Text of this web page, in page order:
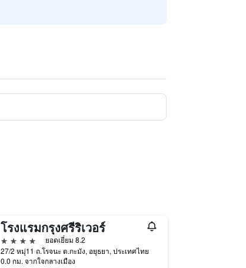
โรงแรมกรุงศรีริเวอร์
4 ดาว
ยอดเยี่ยม 8.2
27/2 หมุ่11 ถ.โรจนะ ต.กะมัง, อยุธยา, ประเทศไทย
0.0 กม. จากใจกลางเมือง